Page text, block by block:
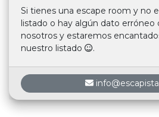
Si tienes una escape room y no
listado o hay algún dato erróneo
nosotros y estaremos
nuestro listado
.